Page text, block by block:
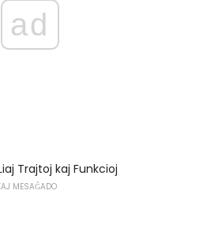
ad
Trajtoj kaj Funkcioj
MESAĜADO